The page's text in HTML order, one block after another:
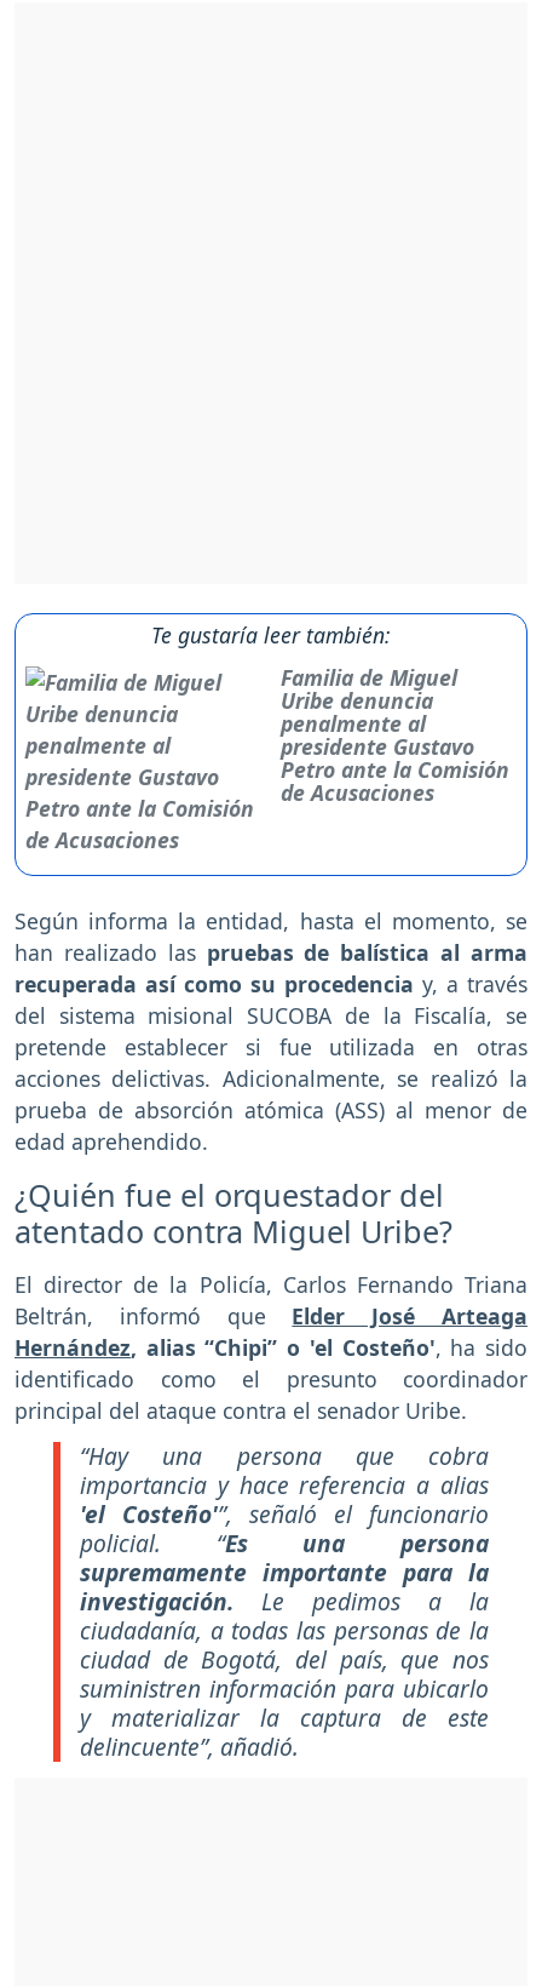
Te gustaría leer también:
Familia de Miguel
Uribe denuncia
penalmente al
presidente Gustavo
Petro ante la Comisión
de Acusaciones
Según informa la entidad, hasta el momento, se
han realizado laspruebas de balística al arma
recuperada así como su procedencia y, a través
del sistema misional SUCOBA de la Fiscalía, se
pretende establecer si fue utilizada en otras
acciones delictivas. Adicionalmente, se realizó la
prueba de absorción atómica (ASS) al menor de
edad aprehendido.
¿Quién fue el orquestador del
atentado contra Miguel Uribe?
El director de la Policía, Carlos Fernando Triana
Beltrán, informó que Elder José Arteaga
Hernández, alias “Chipi” o 'el Costeño', ha sido
identificado como el presunto coordinador
principal del ataque contra el senador Uribe.
“Hay una persona que cobra
importancia y hace referencia a alias
'el Costeño'”, señaló el funcionario
policial. “Es una persona
supremamente importante para la
investigación. Le pedimos a la
ciudadanía, a todas las personas de la
ciudad de Bogotá, del país, que nos
suministren información para ubicarlo
y materializar la captura de este
delincuente”, añadió.